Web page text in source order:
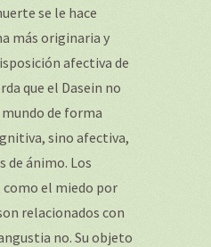
se le hace
más originaria y
afectiva de
que el Dasein no
de forma
sino afectiva,
de ánimo. Los
el miedo por
relacionados con
no. Su objeto